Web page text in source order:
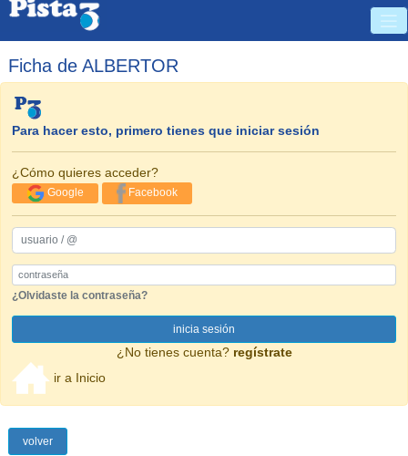
Ficha de ALBERTOR
Para hacer esto, primero tienes que iniciar sesión
¿Cómo quieres acceder?
Google Facebook
usuario / @
Password
¿Olvidaste la contraseña?
inicia sesión
¿No tienes cuenta? regístrate
ir a Inicio
volver